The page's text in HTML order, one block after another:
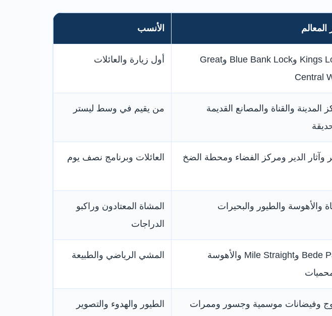
المعالم الأنسب
Kings Lock وBlue Bank Lock وGreat
Central
أول زيارة والعائلات
المدينة والقناة والمصانع القديمة
من يقيم في وسط ليستر
وآثار الدير ومركز الفضاء ومحطة الضخ العائلات وبرنامج نصف يوم
والأهوسة والطيور والبحيرات
المشاة المعتادون وراكبو
الدراجات
Bede Park وMile Straight والأهوسة
المشي الرياضي والطبيعة
وفيضانات موسمية وجسور وممرات الطيور والهدوء والتصوير